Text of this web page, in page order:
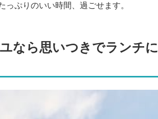
ぷりのいい時間、過ごせます。
なら思いつきでランチに